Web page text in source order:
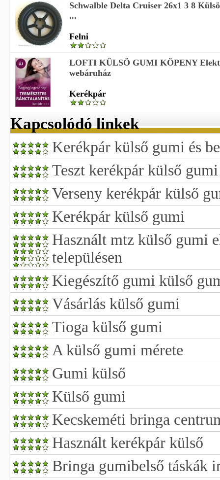
Schwalble Delta Cruiser 26x1 3 8
...
Felni
LOFTI KÜLSÖ GUMI KÖPENY
webáruház
Kerékpár
Kapcsolódó linkek
Kerékpár külső gumi és
Teszt kerékpár külső
Verseny kerékpár külső
Kerékpár külső gumi
Használt mtz külső gumi
településen
Kiegészítő gumi külső
Vásárlás külső gumi
Tioga külső gumi
A külső gumi mérete
Gumi külső
Külső gumi
Kecskeméti bringa
Használt kerékpár külső
Bringa gumibelső táskák